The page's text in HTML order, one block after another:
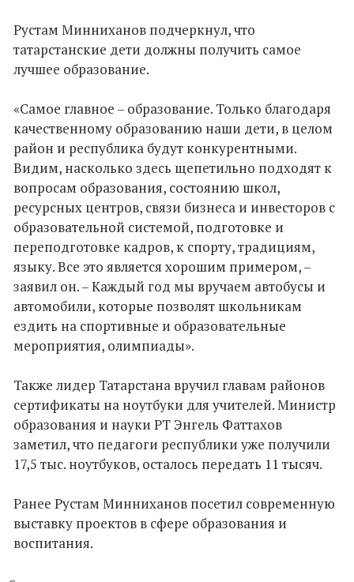
Рустам Минниханов подчеркнул, что
татарстанские дети должны получить самое
лучшее образование.
«Самое главное – образование. Только благодаря
качественному образованию наши дети, в целом
район и республика будут конкурентными.
Видим, насколько здесь щепетильно подходят к
вопросам образования, состоянию школ,
ресурсных центров, связи бизнеса и инвесторов с
образовательной системой, подготовке и
переподготовке кадров, к спорту, традициям,
языку. Все это является хорошим примером, –
заявил он. – Каждый год мы вручаем автобусы и
автомобили, которые позволят школьникам
ездить на спортивные и образовательные
мероприятия, олимпиады».
Также лидер Татарстана вручил главам районов
сертификаты на ноутбуки для учителей. Министр
образования и науки РТ Энгель Фаттахов
заметил, что педагоги республики уже получили
17,5 тыс. ноутбуков, осталось передать 11 тысяч.
Ранее Рустам Минниханов посетил современную
выставку проектов в сфере образования и
воспитания.